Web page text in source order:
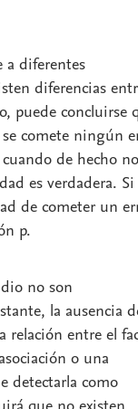
a diferentes
diferencias
puede concluirse
comete ningún
de hecho
es verdadera. Si
de cometer un
p.
no son
la ausencia
relación entre el
o una
detectarla como